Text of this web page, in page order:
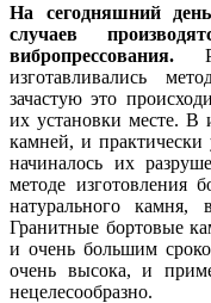
На сегодняшний
случаев
вибропрессования.
изготавливались
зачастую это
их установки месте. В
камней, и практически
начиналось их
методе изготовления
натурального камня,
Гранитные бортовые
и очень большим
очень высока, и
нецелесообразно.